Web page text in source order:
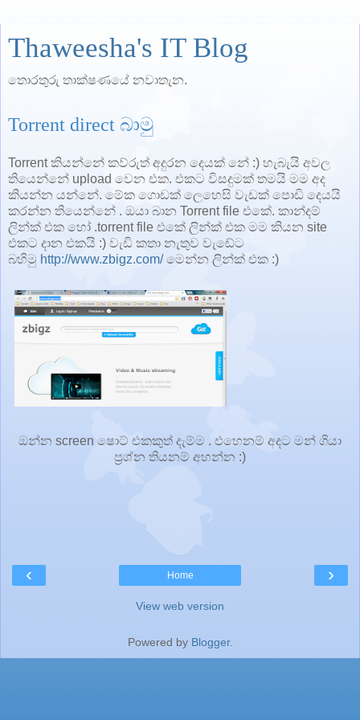
Thaweesha's IT Blog
තොරතුරු තාක්ෂණයේ නවාතැන.
Torrent direct බාමු
Torrent කියන්නේ කව්රුත් අදුරන දෙයක් නේ :) හැබැයි අවල
තියෙන්නේ upload වෙන එක. එකට විසදුමක් තමයි මම අද
කියන්න යන්නේ. මේක ගොඩක් ලෙහෙසි වැඩක් පොඩි දෙයයි
කරන්න තියෙන්නේ . ඔයා බාන Torrent file එකේ. කාන්දම්
ලින්ක් එක හෝ .torrent file එකේ ලින්ක් එක මම කියන site
එකට දාන එකයි :) වැඩි කතා නැතුව වැඩේට
බහිමු http://www.zbigz.com/මෙන්න ලින්ක් එක :)
ඔන්න screen ෂොට් එකකුත් දැම්ම . එහෙනම් අදට මන් ගියා
ප්‍රශ්න තියනම් අහන්න :)
‹ ›
Home
View web version
Powered by Blogger.